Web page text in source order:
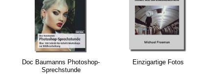
Doc Baumanns Photoshop-
Sprechstunde
Einzigartige Fotos